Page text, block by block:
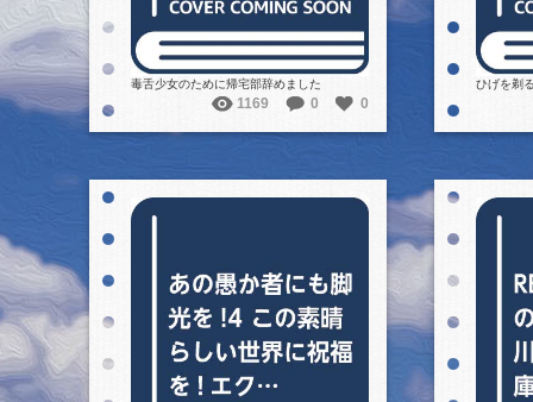
毒舌少女のために帰宅部辞めました
1169 0 0
ひげを剃